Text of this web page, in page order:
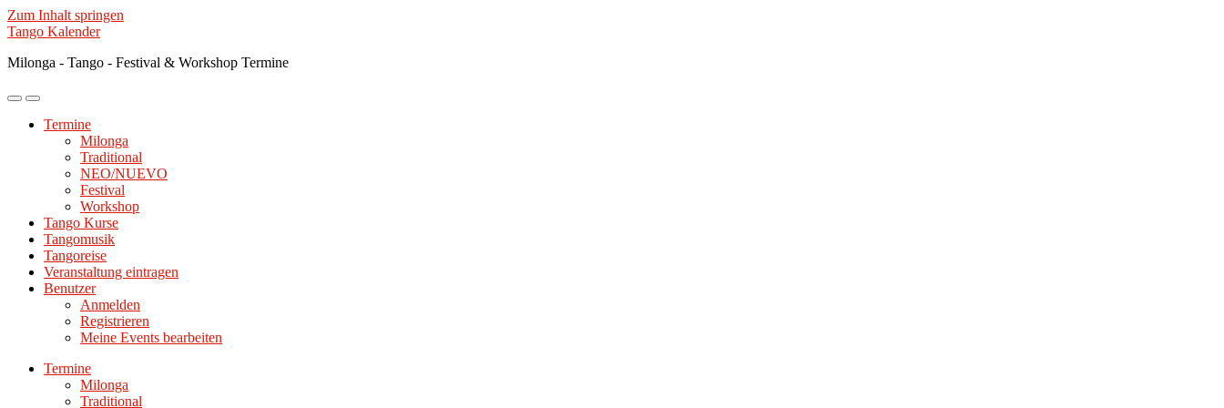
Zum Inhalt springen
Tango Kalender
Milonga - Tango - Festival & Workshop Termine
Mobile-
ein-/ausblenden
Suchfeld
ein-/ausblenden
Termine
Milonga
Traditional
NEO/NUEVO
Festival
Workshop
Tango Kurse
Tangomusik
Tangoreise
Veranstaltung eintragen
Benutzer
Anmelden
Registrieren
Meine Events bearbeiten
Termine
Milonga
Traditional